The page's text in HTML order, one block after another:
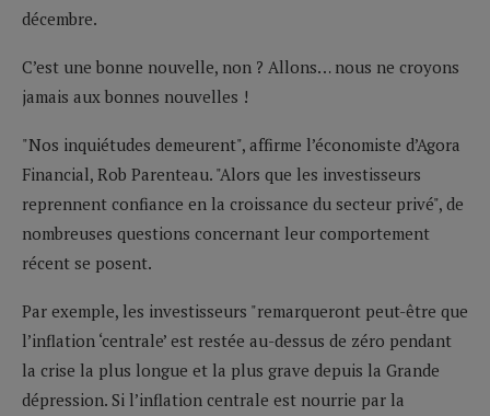
décembre.
C’est une bonne nouvelle, non ? Allons… nous ne croyons
jamais aux bonnes nouvelles !
"Nos inquiétudes demeurent", affirme l’économiste d’Agora
Financial, Rob Parenteau. "Alors que les investisseurs
reprennent confiance en la croissance du secteur privé", de
nombreuses questions concernant leur comportement
récent se posent.
Par exemple, les investisseurs "remarqueront peut-être que
l’inflation ‘centrale’ est restée au-dessus de zéro pendant
la crise la plus longue et la plus grave depuis la Grande
dépression. Si l’inflation centrale est nourrie par la